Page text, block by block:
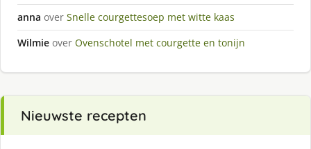
anna over Snelle courgettesoep met witte kaas
Wilmie over Ovenschotel met courgette en tonijn
Nieuwste recepten